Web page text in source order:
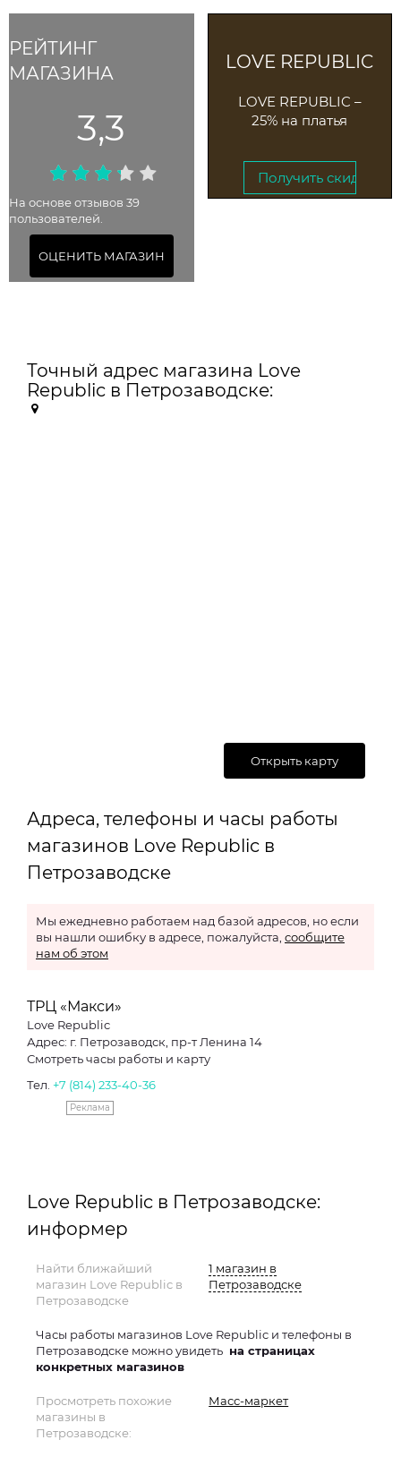
РЕЙТИНГ
МАГАЗИНА
3,3
На основе отзывов 39
пользователей.
ОЦЕНИТЬ МАГАЗИН
LOVE REPUBLIC
LOVE REPUBLIC –
25% на платья
Получить скидку →
Точный адрес магазина Love
Republic в Петрозаводске:
Открыть карту
Адреса, телефоны и часы работы
магазинов Love Republic в
Петрозаводске
Мы ежедневно работаем над базой адресов, но если
вы нашли ошибку в адресе, пожалуйста, сообщите
нам об этом
ТРЦ «Макси»
Love Republic
Адрес: г. Петрозаводск, пр-т Ленина 14
Смотреть часы работы и карту
Тел. +7 (814) 233-40-36
Реклама
Love Republic в Петрозаводске:
информер
Найти ближайший
магазин Love Republic в
Петрозаводске
1 магазин в
Петрозаводске
Часы работы магазинов Love Republic и телефоны в
Петрозаводске можно увидеть на страницах
конкретных магазинов
Просмотреть похожие
магазины в
Петрозаводске:
Масс-маркет